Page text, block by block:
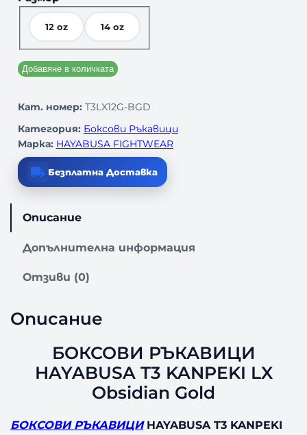
12 oz 14 oz
Добавяне в количката
Кат. номер: T3LX12G-BGD
Категория: Боксови Ръкавици
Марка: HAYABUSA FIGHTWEAR
Безплатна Доставка
Описание
Допълнителна информация
Отзиви (0)
Описание
БОКСОВИ РЪКАВИЦИ
HAYABUSA T3 KANPEKI LX
Obsidian Gold
БОКСОВИ РЪКАВИЦИHAYABUSA T3 KANPEKI